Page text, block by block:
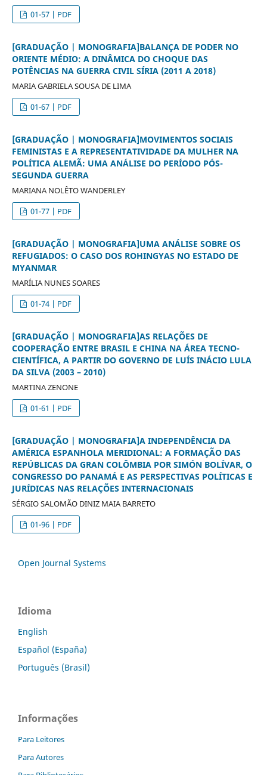
01-57 | PDF
[GRADUAÇÃO | MONOGRAFIA]BALANÇA DE PODER NO
ORIENTE MÉDIO: A DINÂMICA DO CHOQUE DAS
POTÊNCIAS NA GUERRA CIVIL SÍRIA (2011 A 2018)
MARIA GABRIELA SOUSA DE LIMA
01-67 | PDF
[GRADUAÇÃO | MONOGRAFIA]MOVIMENTOS SOCIAIS
FEMINISTAS E A REPRESENTATIVIDADE DA MULHER NA
POLÍTICA ALEMÃ: UMA ANÁLISE DO PERÍODO PÓS-
SEGUNDA GUERRA
MARIANA NOLÊTO WANDERLEY
01-77 | PDF
[GRADUAÇÃO | MONOGRAFIA]UMA ANÁLISE SOBRE OS
REFUGIADOS: O CASO DOS ROHINGYAS NO ESTADO DE
MYANMAR
MARÍLIA NUNES SOARES
01-74 | PDF
[GRADUAÇÃO | MONOGRAFIA]AS RELAÇÕES DE
COOPERAÇÃO ENTRE BRASIL E CHINA NA ÁREA TECNO-
CIENTÍFICA, A PARTIR DO GOVERNO DE LUÍS INÁCIO LULA
DA SILVA (2003 – 2010)
MARTINA ZENONE
01-61 | PDF
[GRADUAÇÃO | MONOGRAFIA]A INDEPENDÊNCIA DA
AMÉRICA ESPANHOLA MERIDIONAL: A FORMAÇÃO DAS
REPÚBLICAS DA GRAN COLÔMBIA POR SIMÓN BOLÍVAR, O
CONGRESSO DO PANAMÁ E AS PERSPECTIVAS POLÍTICAS E
JURÍDICAS NAS RELAÇÕES INTERNACIONAIS
SÉRGIO SALOMÃO DINIZ MAIA BARRETO
01-96 | PDF
Open Journal Systems
Idioma
English
Español (España)
Português (Brasil)
Informações
Para Leitores
Para Autores